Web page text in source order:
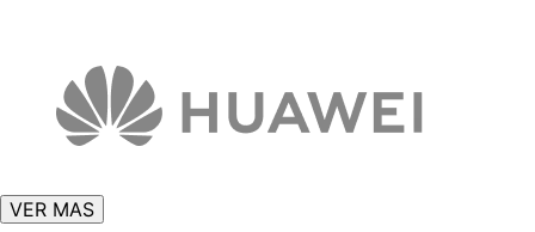
VER MAS